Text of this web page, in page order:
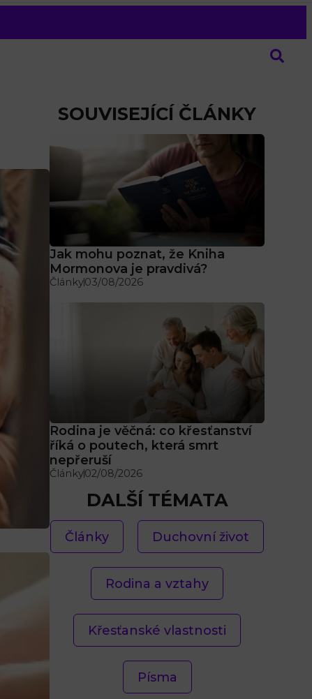
SOUVISEJÍCÍ ČLÁNKY
Jak mohu poznat, že Kniha
Mormonova je pravdivá?
Články03/08/2026
Rodina je věčná: co křesťanství
říká o poutech, která smrt
nepřeruší
Články02/08/2026
DALŠÍ TÉMATA
Články Duchovní život
Rodina a vztahy
Křesťanské vlastnosti
Písma